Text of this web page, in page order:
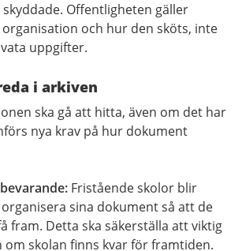
Offentligheten gäller
och hur den sköts, inte
uppgifter.
i arkiven
ska gå att hitta, även om det har
nya krav på hur dokument
Fristående skolor blir
sina dokument så att de
fram. Detta ska säkerställa att viktig
skolan finns kvar för framtiden.